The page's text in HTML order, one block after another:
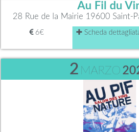
Au Fil du
28 Rue de la Mairie 19600 Saint-
6€ Scheda
2 MARZO